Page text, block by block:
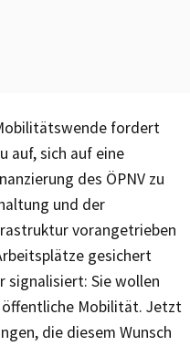
fordert
auf, sich auf eine
des ÖPNV zu
und der
vorangetrieben
gesichert
signalisiert: Sie wollen
öffentliche Mobilität. Jetzt
die diesem Wunsch